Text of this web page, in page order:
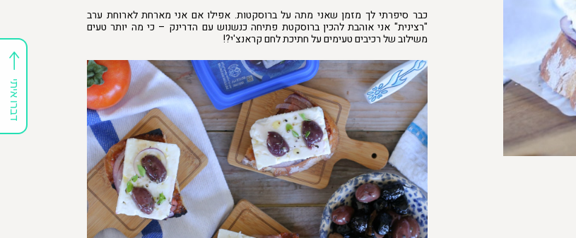
כבר סיפרתי לך מזמן שאני מתה על ברוסקטות. אפילו אם אני מארחת לארוחת ערב
"רצינית" אני אוהבת להכין ברוסקטת פתיחה כנשנוש עם הדרינק – כי מה יותר טעים
משילוב של רכיבים טעימים על חתיכת לחם קראנצ'י?!
דברו איתי